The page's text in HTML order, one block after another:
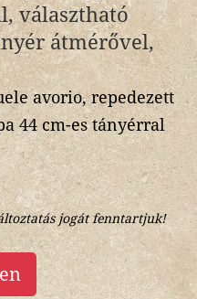
választható
átmérővel,
avorio, repedezett
44 cm-es tányérral
jogát fenntartjuk!